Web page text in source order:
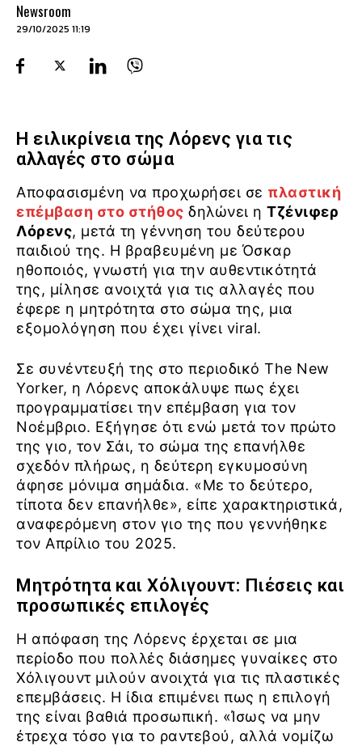
Newsroom
29/10/2025 11:19
Η ειλικρίνεια της Λόρενς για τις
αλλαγές στο σώμα
Αποφασισμένη να προχωρήσει σε πλαστική
επέμβαση στο στήθος δηλώνει η Τζένιφερ
Λόρενς, μετά τη γέννηση του δεύτερου
παιδιού της. Η βραβευμένη με Όσκαρ
ηθοποιός, γνωστή για την αυθεντικότητά
της, μίλησε ανοιχτά για τις αλλαγές που
έφερε η μητρότητα στο σώμα της, μια
εξομολόγηση που έχει γίνει viral.
Σε συνέντευξή της στο περιοδικό The New
Yorker, η Λόρενς αποκάλυψε πως έχει
προγραμματίσει την επέμβαση για τον
Νοέμβριο. Εξήγησε ότι ενώ μετά τον πρώτο
της γιο, τον Σάι, το σώμα της επανήλθε
σχεδόν πλήρως, η δεύτερη εγκυμοσύνη
άφησε μόνιμα σημάδια. «Με το δεύτερο,
τίποτα δεν επανήλθε», είπε χαρακτηριστικά,
αναφερόμενη στον γιο της που γεννήθηκε
τον Απρίλιο του 2025.
Μητρότητα και Χόλιγουντ: Πιέσεις και
προσωπικές επιλογές
Η απόφαση της Λόρενς έρχεται σε μια
περίοδο που πολλές διάσημες γυναίκες στο
Χόλιγουντ μιλούν ανοιχτά για τις πλαστικές
επεμβάσεις. Η ίδια επιμένει πως η επιλογή
της είναι βαθιά προσωπική. «Ίσως να μην
έτρεχα τόσο για το ραντεβού, αλλά νομίζω